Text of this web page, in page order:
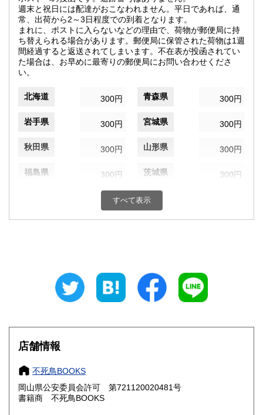
週末と祝日には配達がおこなわれません。平日であれば、通
常、出荷から2～3日程度での到着となります。
まれに、ポストに入らないなどの理由で、荷物が郵便局に持
ち替えられる場合があります。郵便局に保管された荷物は1週
間経過すると返送されてしまいます。不在表が投函されてい
た場合は、お早めに最寄りの郵便局にお問い合わせくださ
い。
北海道 300円 青森県 300円
岩手県 300円 宮城県 300円
秋田県 300円 山形県 300円
福島県 300円 茨城県 300円
300円 群馬県
埼玉県 千葉県
300円 富山県
300円 福井県
300円 300円
岐阜県
愛知県
滋賀県 300円
すべて表示
店舗情報
不死鳥BOOKS
岡山県公安委員会許可 第721120020481号
書籍商 不死鳥BOOKS